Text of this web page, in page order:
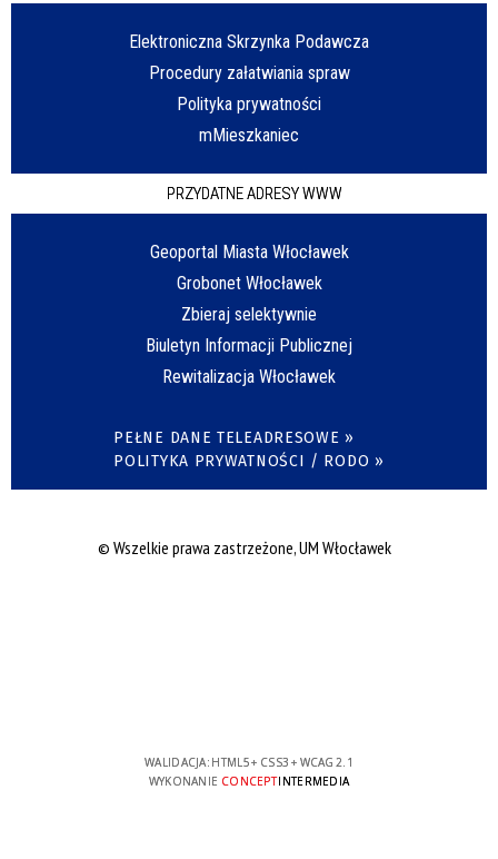
Elektroniczna Skrzynka Podawcza
Procedury załatwiania spraw
Polityka prywatności
mMieszkaniec
PRZYDATNE ADRESY WWW
Geoportal Miasta Włocławek
Grobonet Włocławek
Zbieraj selektywnie
Biuletyn Informacji Publicznej
Rewitalizacja Włocławek
PEŁNE DANE TELEADRESOWE »
POLITYKA PRYWATNOŚCI / RODO »
© Wszelkie prawa zastrzeżone, UM Włocławek
WALIDACJA: HTML5+ CSS3 + WCAG 2.1
WYKONANIE CONCEPTINTERMEDIA